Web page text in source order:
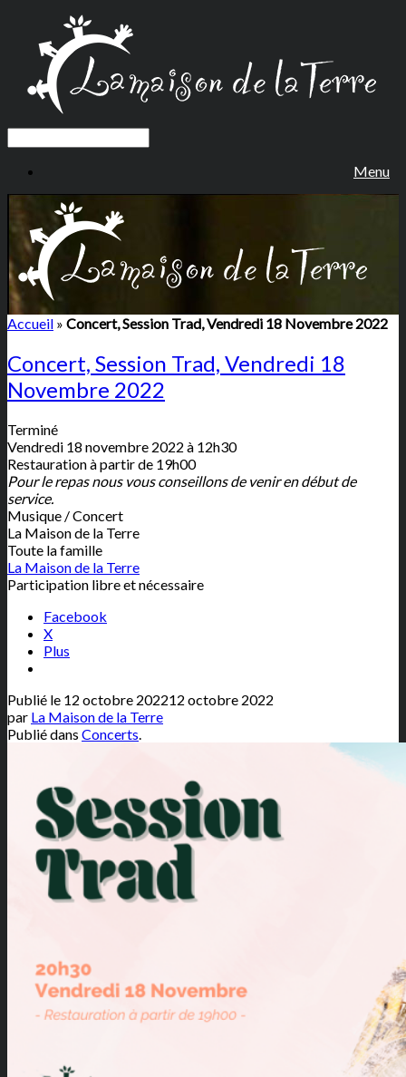
Menu
Accueil » Concert, Session Trad, Vendredi 18 Novembre 2022
Concert, Session Trad, Vendredi 18
Novembre 2022
Terminé
Vendredi 18 novembre 2022 à 12h30
Restauration à partir de 19h00
Pour le repas nous vous conseillons de venir en début de
service.
Musique / Concert
La Maison de la Terre
Toute la famille
La Maison de la Terre
Participation libre et nécessaire
Facebook
X
Plus
Publié le 12 octobre 202212 octobre 2022
par La Maison de la Terre
Publié dans Concerts.